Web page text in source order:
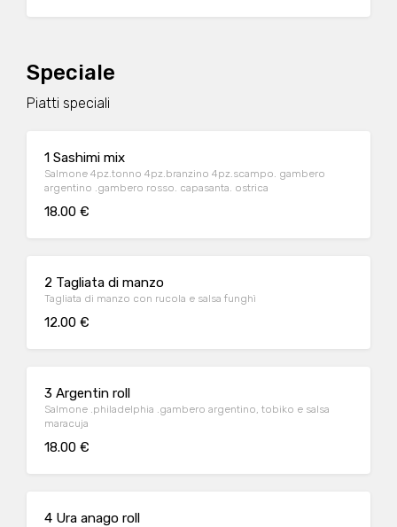
Speciale
Piatti speciali
1 Sashimi mix
Salmone 4pz.tonno 4pz.branzino 4pz.scampo. gambero
argentino .gambero rosso. capasanta. ostrica
18.00 €
2 Tagliata di manzo
Tagliata di manzo con rucola e salsa funghì
12.00 €
3 Argentin roll
Salmone .philadelphia .gambero argentino, tobiko e salsa
maracuja
18.00 €
4 Ura anago roll